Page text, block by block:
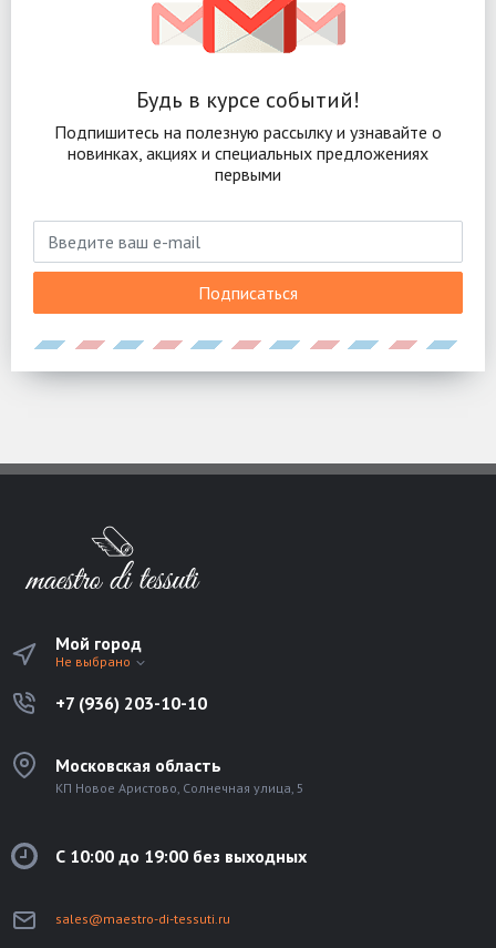
Будь в курсе событий!
Подпишитесь на полезную рассылку и узнавайте о
новинках, акциях и специальных предложениях
первыми
Подписаться
Мой город
Не выбрано
+7 (936) 203-10-10
Московская область
КП Новое Аристово, Солнечная улица, 5
С 10:00 до 19:00 без выходных
sales@maestro-di-tessuti.ru